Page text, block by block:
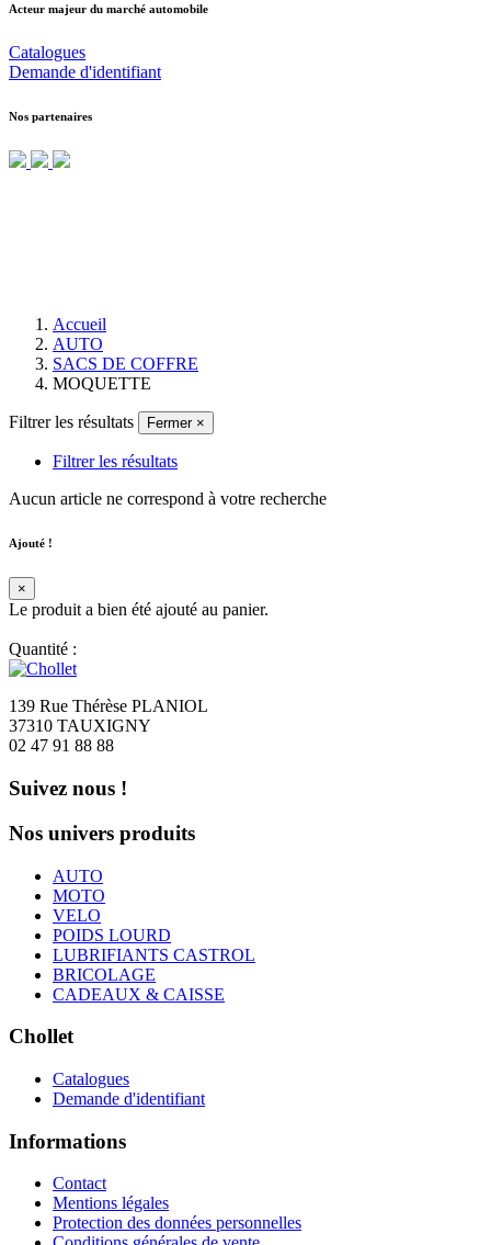
Acteur majeur du marché automobile
Catalogues
Demande d'identifiant
Nos partenaires
Accueil
AUTO
SACS DE COFFRE
MOQUETTE
Filtrer les résultats Fermer ×
Filtrer les résultats
Aucun article ne correspond à votre recherche
Ajouté !
×
Le produit a bien été ajouté au panier.
Quantité :
139 Rue Thérèse PLANIOL
37310 TAUXIGNY
02 47 91 88 88
Suivez nous !
Nos univers produits
AUTO
MOTO
VELO
POIDS LOURD
LUBRIFIANTS CASTROL
BRICOLAGE
CADEAUX & CAISSE
Chollet
Catalogues
Demande d'identifiant
Informations
Contact
Mentions légales
Protection des données personnelles